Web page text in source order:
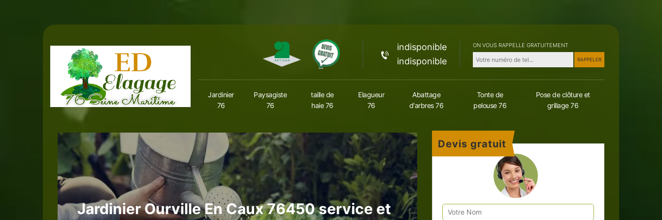
indisponible
indisponible
ON VOUS RAPPELLE GRATUITEMENT
Jardinier
76
Paysagiste
76
taille de
haie 76
Elagueur
76
Abattage
d'arbres 76
Tonte de
pelouse 76
Pose de clôture et
grillage 76
Jardinier Ourville En Caux 76450 service et
Devis gratuit